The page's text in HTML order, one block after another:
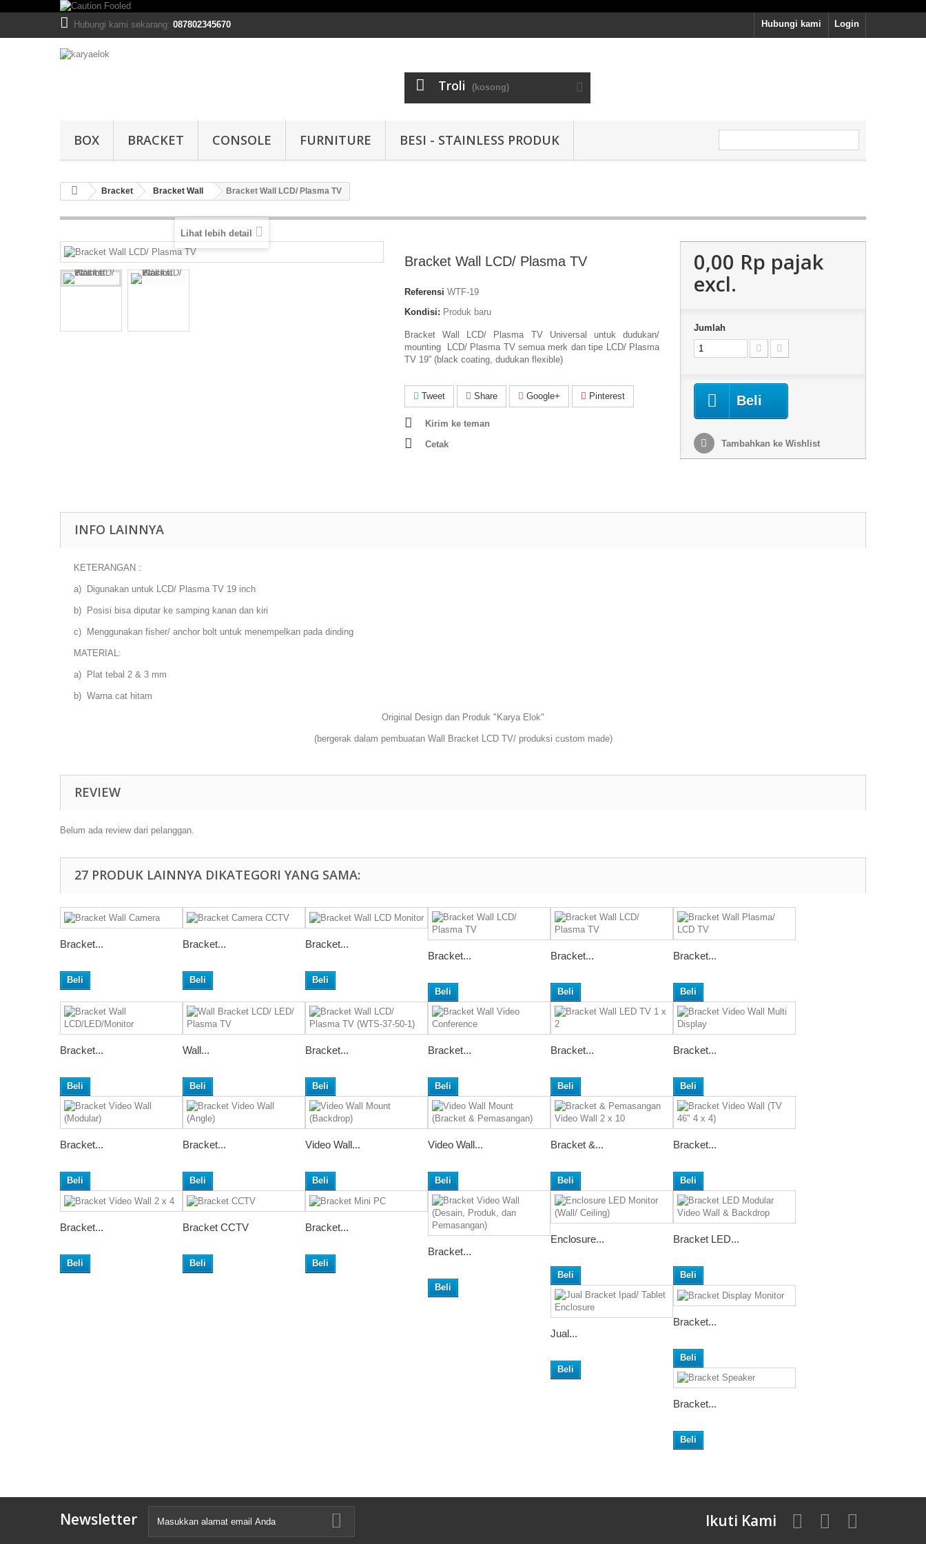
Login
Hubungi kami
Hubungi kami sekarang: 087802345670
Troli (kosong)
BOX BRACKET CONSOLE FURNITURE BESI - STAINLESS PRODUK
Bracket Bracket Wall Bracket Wall LCD/ Plasma TV
Lihat lebih detail
Bracket Wall LCD/ Plasma TV
Referensi WTF-19
Kondisi: Produk baru
Bracket Wall LCD/ Plasma TV Universal untuk dudukan/
mounting LCD/ Plasma TV semua merk dan tipe LCD/ Plasma
TV 19” (black coating, dudukan flexible)
Tweet Share Google+ Pinterest
Kirim ke teman
Cetak
0,00 Rp‎ pajak
excl.
Jumlah
Beli
Tambahkan ke Wishlist
INFO LAINNYA
KETERANGAN :
a) Digunakan untuk LCD/ Plasma TV 19 inch
b) Posisi bisa diputar ke samping kanan dan kiri
c) Menggunakan fisher/ anchor bolt untuk menempelkan pada dinding
MATERIAL:
a) Plat tebal 2 & 3 mm
b) Warna cat hitam
Original Design dan Produk "Karya Elok"
(bergerak dalam pembuatan Wall Bracket LCD TV/ produksi custom made)
REVIEW
Belum ada review dari pelanggan.
27 PRODUK LAINNYA DIKATEGORI YANG SAMA:
Bracket...
Beli
Bracket...
Beli
Bracket...
Beli
Bracket...
Beli
Bracket...
Beli
Bracket...
Beli
Bracket...
Beli
Wall...
Beli
Bracket...
Beli
Bracket...
Beli
Bracket...
Beli
Bracket...
Beli
Bracket...
Beli
Bracket...
Beli
Video Wall...
Beli
Video Wall...
Beli
Bracket &...
Beli
Bracket...
Beli
Bracket...
Beli
Bracket CCTV
Beli
Bracket...
Beli
Bracket...
Beli
Enclosure...
Beli
Bracket LED...
Beli
Jual...
Beli
Bracket...
Beli
Bracket...
Beli
Newsletter Ikuti Kami